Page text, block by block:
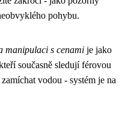
pohybu.
manipulaci s cenami je jako
současně sledují férovou
vodou - systém je na